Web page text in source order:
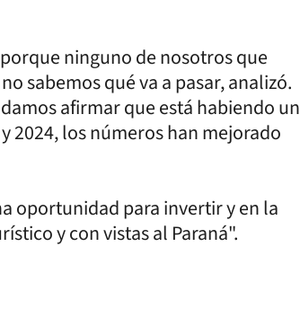
ninguno de nosotros que
sabemos qué va a pasar, analizó.
afirmar que está habiendo un
2024, los números han mejorado
oportunidad para invertir y en la
y con vistas al Paraná".